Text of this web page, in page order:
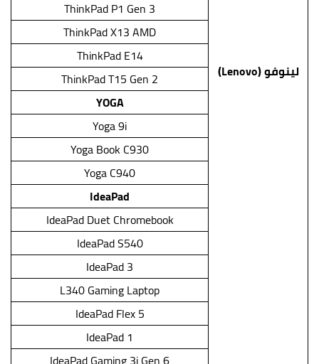
لينوفو (Lenovo)
ThinkPad P1 Gen 3
ThinkPad X13 AMD
ThinkPad E14
ThinkPad T15 Gen 2
YOGA
Yoga 9i
Yoga Book C930
Yoga C940
IdeaPad
IdeaPad Duet Chromebook
IdeaPad S540
IdeaPad 3
L340 Gaming Laptop
IdeaPad Flex 5
IdeaPad 1